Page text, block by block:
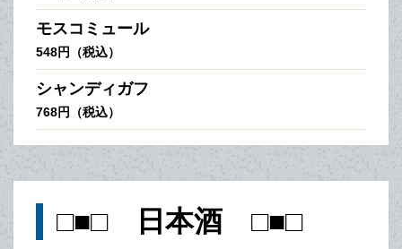
モスコミュール
548円（税込）
シャンディガフ
768円（税込）
□■□ 日本酒 □■□